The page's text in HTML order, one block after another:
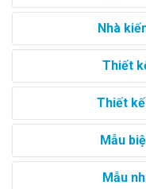
Nhà
Thiết
Thiết
Mẫu
Mẫu